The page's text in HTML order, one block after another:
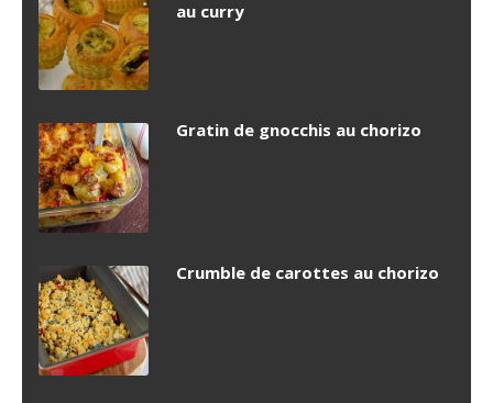
au curry
Gratin de gnocchis au chorizo
Crumble de carottes au chorizo